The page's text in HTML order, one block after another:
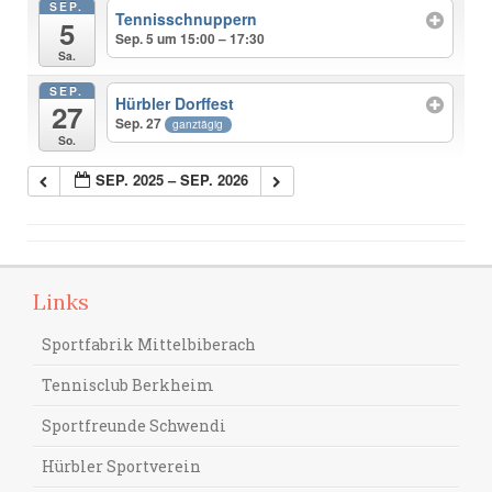
SEP.
5
Sa.
Tennisschnuppern
Sep. 5 um 15:00 – 17:30
SEP.
27
So.
Hürbler Dorffest
Sep. 27 ganztägig
SEP. 2025 – SEP. 2026
Links
Sportfabrik Mittelbiberach
Tennisclub Berkheim
Sportfreunde Schwendi
Hürbler Sportverein